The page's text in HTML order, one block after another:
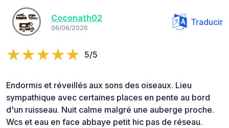
Coconath02
06/06/2026
Traducir
5/5
Endormis et réveillés aux sons des oiseaux. Lieu
sympathique avec certaines places en pente au bord
d'un ruisseau. Nuit calme malgré une auberge proche.
Wcs et eau en face abbaye petit hic pas de réseau.